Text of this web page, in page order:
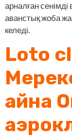
арналған
аванстық жоба
келеді.
Loto
айна